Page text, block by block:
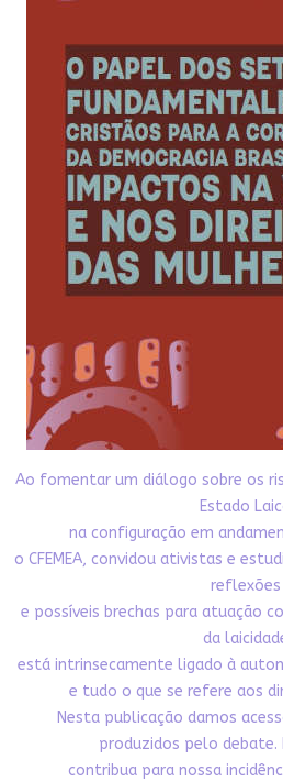
Ao fomentar um diálogo sobre os
Estado
na configuração em
o CFEMEA, convidou ativistas e
reflexões
e possíveis brechas para atuação
da
está intrinsecamente ligado à
e tudo o que se refere aos
Nesta publicação damos
produzidos pelo debate.
contribua para nossa